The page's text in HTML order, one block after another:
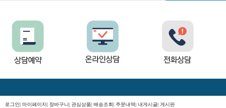
로그인| 마이페이지| 장바구니| 관심상품| 배송조회| 주문내역| 내게시글| 게시판